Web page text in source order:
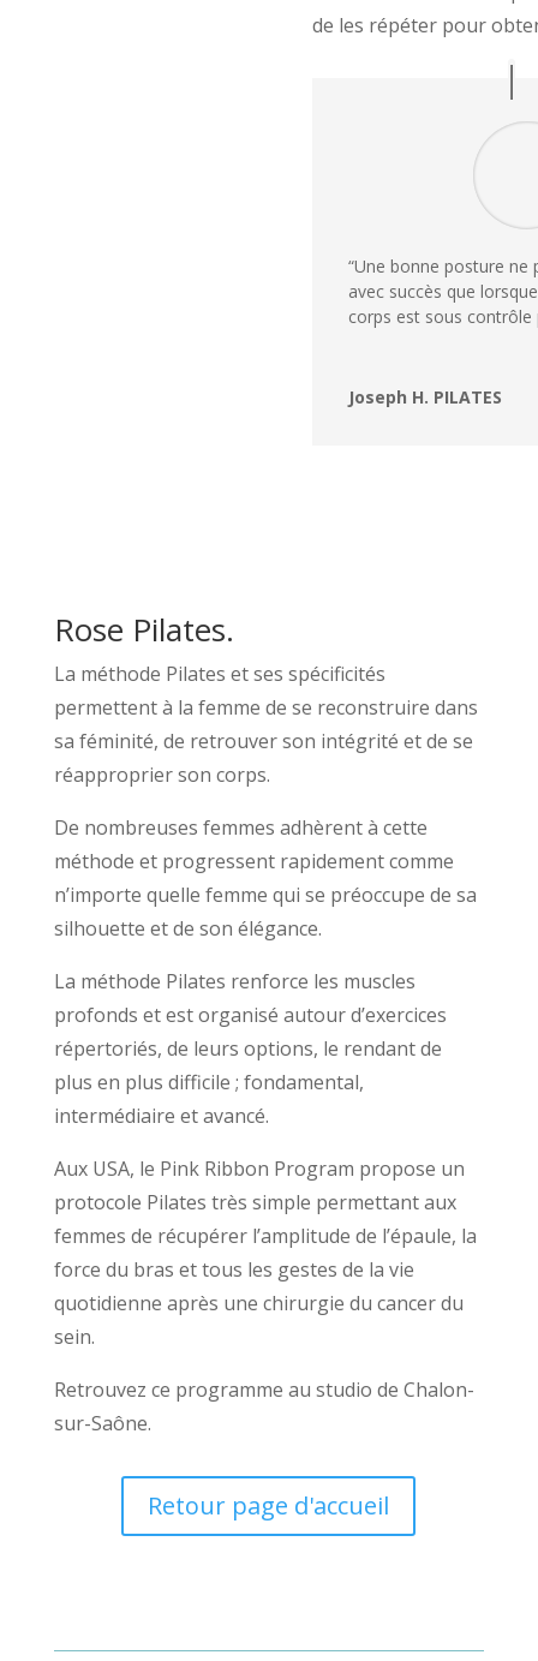
de les répéter pour
“Une bonne posture
avec succès que
corps est sous contrôle
Joseph H. PILATES
Rose Pilates.
La méthode Pilates et ses spécificités
permettent à la femme de se reconstruire dans
sa féminité, de retrouver son intégrité et de se
réapproprier son corps.
De nombreuses femmes adhèrent à cette
méthode et progressent rapidement comme
n’importe quelle femme qui se préoccupe de sa
silhouette et de son élégance.
La méthode Pilates renforce les muscles
profonds et est organisé autour d’exercices
répertoriés, de leurs options, le rendant de
plus en plus difficile ; fondamental,
intermédiaire et avancé.
Aux USA, le Pink Ribbon Program propose un
protocole Pilates très simple permettant aux
femmes de récupérer l’amplitude de l’épaule, la
force du bras et tous les gestes de la vie
quotidienne après une chirurgie du cancer du
sein.
Retrouvez ce programme au studio de Chalon-
sur-Saône.
Retour page d'accueil